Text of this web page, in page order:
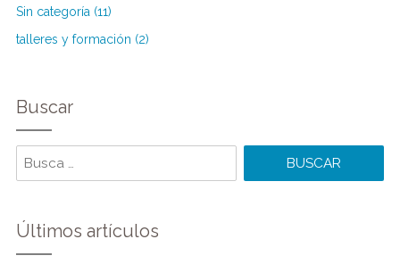
Sin categoría (11)
talleres y formación (2)
Buscar
Últimos artículos